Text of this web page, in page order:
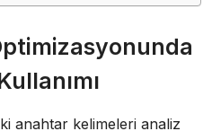
anahtar kelimeleri analiz